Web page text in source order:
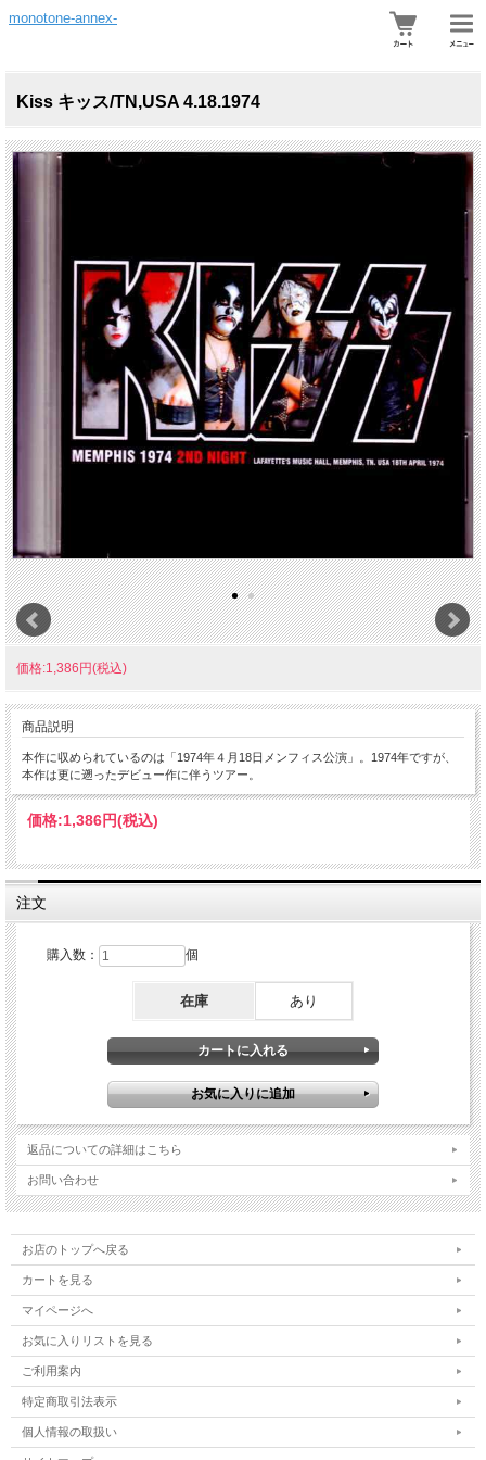
monotone-annex-
Kiss キッス/TN,USA 4.18.1974
価格:1,386円(税込)
商品説明
本作に収められているのは「1974年４月18日メンフィス公演」。1974年ですが、
本作は更に遡ったデビュー作に伴うツアー。
価格:1,386円(税込)
注文
購入数： 個
在庫 あり
返品についての詳細はこちら
お問い合わせ
お店のトップへ戻る
カートを見る
マイページへ
お気に入りリストを見る
ご利用案内
特定商取引法表示
個人情報の取扱い